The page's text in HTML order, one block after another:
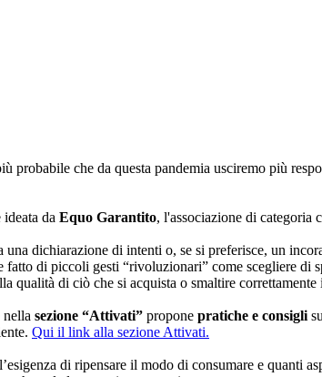
che da questa pandemia usciremo più
da Equo Garantito, l'associazione di categoria
dichiarazione di intenti o, se si preferisce, un
fatto di piccoli gesti “rivoluzionari” come scegliere
qualità di ciò che si acquista o smaltire
nella sezione “Attivati” propone pratiche e consigli
Qui il link alla sezione Attivati.
di ripensare il modo di consumare e quanti